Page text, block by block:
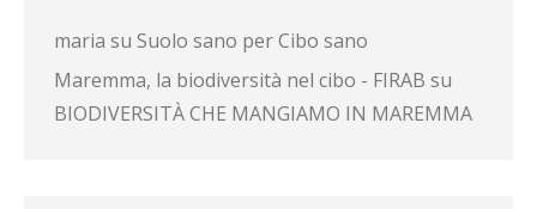
maria su Suolo sano per Cibo sano
Maremma, la biodiversità nel cibo - FIRAB su
BIODIVERSITÀ CHE MANGIAMO IN MAREMMA